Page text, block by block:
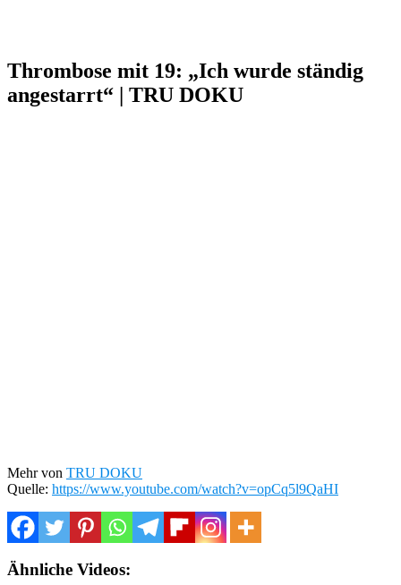
Thrombose mit 19: „Ich wurde ständig
angestarrt“ | TRU DOKU
Mehr von TRU DOKU
Quelle: https://www.youtube.com/watch?v=opCq5l9QaHI
Ähnliche Videos: